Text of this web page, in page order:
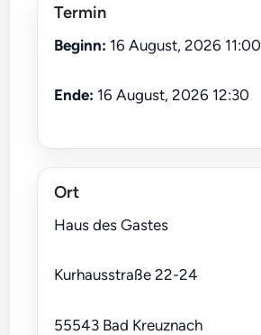
Termin
Beginn: 16 August, 2026 11:00
Ende: 16 August, 2026 12:30
Ort
Haus des Gastes
Kurhausstraße 22-24
55543 Bad Kreuznach